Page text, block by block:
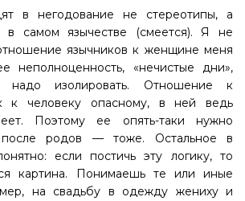
в негодование не стереотипы, а
в самом язычестве (смеется). Я не
язычников к женщине меня
неполноценность, «нечистые дни»,
надо изолировать. Отношение к
к человеку опасному, в ней ведь
Поэтому ее опять-таки нужно
после родов — тоже. Остальное в
если постичь эту логику, то
картина. Понимаешь те или иные
на свадьбу в одежду жениху и